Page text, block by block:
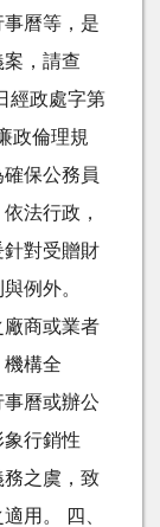
曆等，是
，請查
經政處字第
政倫理規
保公務員
法行政，
對受贈財
例外。
廠商或業者
構全
曆或辦公
行銷性
務之虞，致
用。 四、